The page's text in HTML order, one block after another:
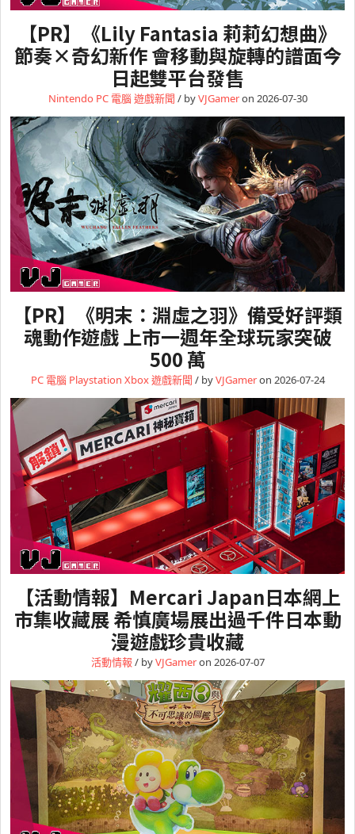
【PR】《Lily Fantasia 莉莉幻想曲》
節奏×奇幻新作 會移動與旋轉的譜面今
日起雙平台發售
Nintendo PC 電腦遊戲新聞 / byVJGameron 2026-07-30
【PR】《明末：淵虛之羽》備受好評類
魂動作遊戲 上市一週年全球玩家突破
500 萬
PC 電腦 Playstation Xbox遊戲新聞 / byVJGameron 2026-07-24
【活動情報】Mercari Japan日本網上
市集收藏展 希慎廣場展出過千件日本動
漫遊戲珍貴收藏
活動情報 / byVJGameron 2026-07-07